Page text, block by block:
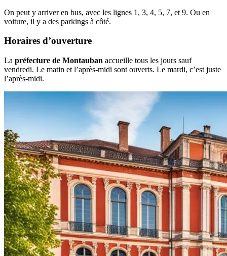
On peut y arriver en bus, avec les lignes 1, 3, 4, 5, 7, et 9. Ou en
voiture, il y a des parkings à côté.
Horaires d’ouverture
La préfecture de Montauban accueille tous les jours sauf
vendredi. Le matin et l’après-midi sont ouverts. Le mardi, c’est juste
l’après-midi.